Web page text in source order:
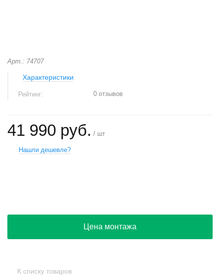
Арт.: 74707
Характеристики
Рейтинг: 0 отзывов
41 990 руб. / шт
Нашли дешевле?
Цена монтажа
К списку товаров